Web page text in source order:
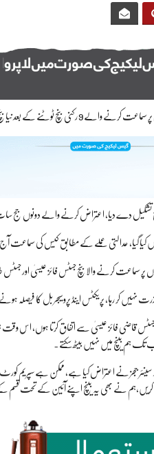
کے بعد نیا بنچ تشکیل دے دیا گیا۔
عدالتی عملے کے مطابق کیس کی سماعت آج ہی دن 1:30 بجے
سماعت کرنے والا بنچ جسٹس فائز عیسیٰ اور جسٹس
نہیں کر رہا، پریکٹس اینڈ پروسیجر بل کا فیصلہ
ہم بینچ میں نہیں بیٹھ سکتے۔
ججز نے اعتراض کیا ہے، ممکن ہے سپریم کورٹ